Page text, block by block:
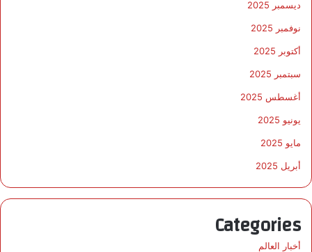
ديسمبر 2025
نوفمبر 2025
أكتوبر 2025
سبتمبر 2025
أغسطس 2025
يونيو 2025
مايو 2025
أبريل 2025
Categories
أخبار العالم